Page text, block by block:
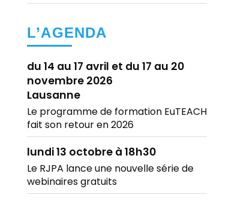
L’AGENDA
du 14 au 17 avril et du 17 au 20
novembre 2026
Lausanne
Le programme de formation EuTEACH
fait son retour en 2026
lundi 13 octobre à 18h30
Le RJPA lance une nouvelle série de
webinaires gratuits